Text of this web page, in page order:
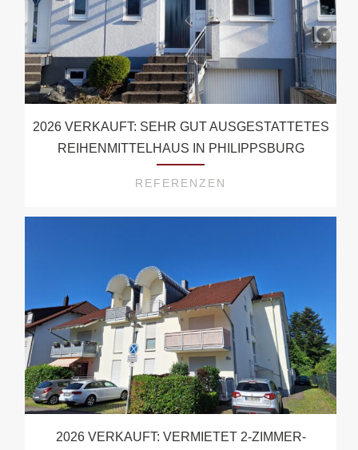
2026 VERKAUFT: SEHR GUT AUSGESTATTETES
REIHENMITTELHAUS IN PHILIPPSBURG
REFERENZEN
2026 VERKAUFT: VERMIETET 2-ZIMMER-